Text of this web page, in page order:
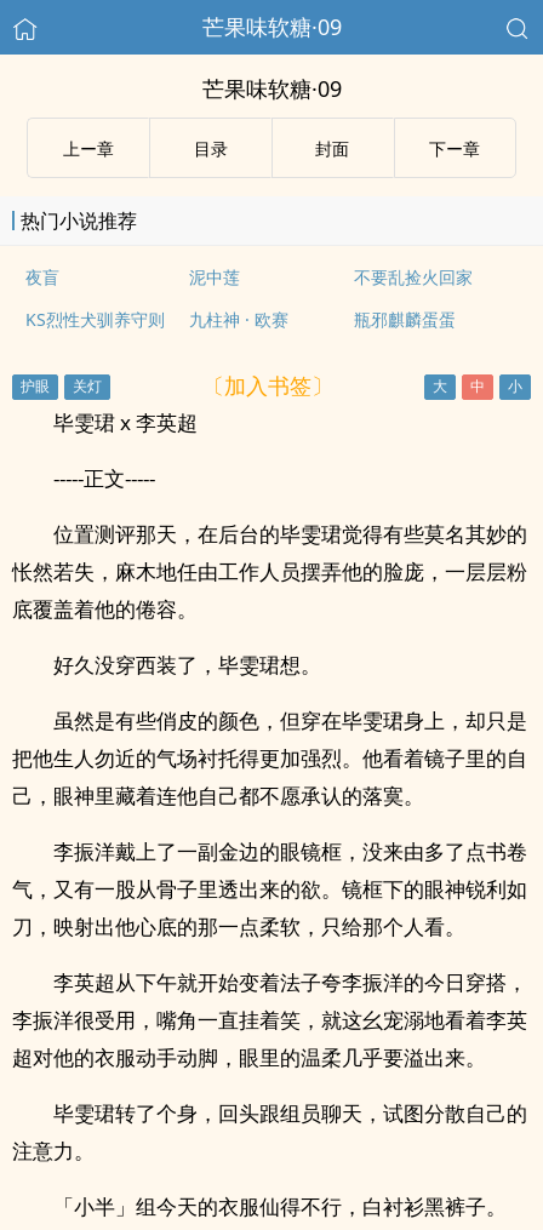
芒果味软糖·09
芒果味软糖·09
上ー章 目录 封面 下ー章
热门小说推荐
夜盲 泥中莲
不要乱捡火回家
KS烈性犬驯养守则
九柱神 · 欧赛 瓶邪麒麟蛋蛋
〔加入书签〕
毕雯珺 x 李英超
-----正文-----
位置测评那天，在后台的毕雯珺觉得有些莫名其妙的
怅然若失，麻木地任由工作人员摆弄他的脸庞，一层层粉
底覆盖着他的倦容。
好久没穿西装了，毕雯珺想。
虽然是有些俏皮的颜色，但穿在毕雯珺身上，却只是
把他生人勿近的气场衬托得更加强烈。他看着镜子里的自
己，眼神里藏着连他自己都不愿承认的落寞。
李振洋戴上了一副金边的眼镜框，没来由多了点书卷
气，又有一股从骨子里透出来的欲。镜框下的眼神锐利如
刀，映射出他心底的那一点柔软，只给那个人看。
李英超从下午就开始变着法子夸李振洋的今日穿搭，
李振洋很受用，嘴角一直挂着笑，就这幺宠溺地看着李英
超对他的衣服动手动脚，眼里的温柔几乎要溢出来。
毕雯珺转了个身，回头跟组员聊天，试图分散自己的
注意力。
「小半」组今天的衣服仙得不行，白衬衫黑裤子。